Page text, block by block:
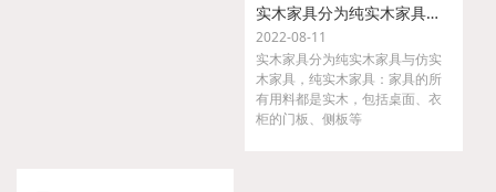
实木家具分为纯实木家具与仿实木家具
2022-08-11
实木家具分为纯实木家具与仿实
木家具，纯实木家具：家具的所
有用料都是实木，包括桌面、衣
柜的门板、侧板等